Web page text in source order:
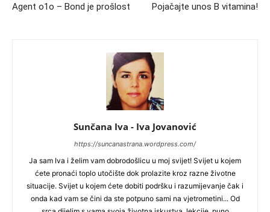
Agent o1o – Bond je prošlost
Pojačajte unos B vitamina!
Sunčana Iva - Iva Jovanović
https://suncanastrana.wordpress.com/
Ja sam Iva i želim vam dobrodošlicu u moj svijet! Svijet u kojem
ćete pronaći toplo utočište dok prolazite kroz razne životne
situacije. Svijet u kojem ćete dobiti podršku i razumijevanje čak i
onda kad vam se čini da ste potpuno sami na vjetrometini... Od